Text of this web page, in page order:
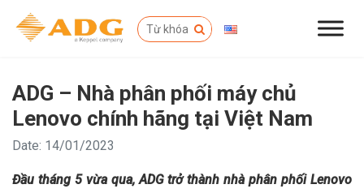
ADG – Nhà phân phối máy chủ
Lenovo chính hãng tại Việt Nam
Date: 14/01/2023
Đầu tháng 5 vừa qua, ADG trở thành nhà phân phối Lenovo